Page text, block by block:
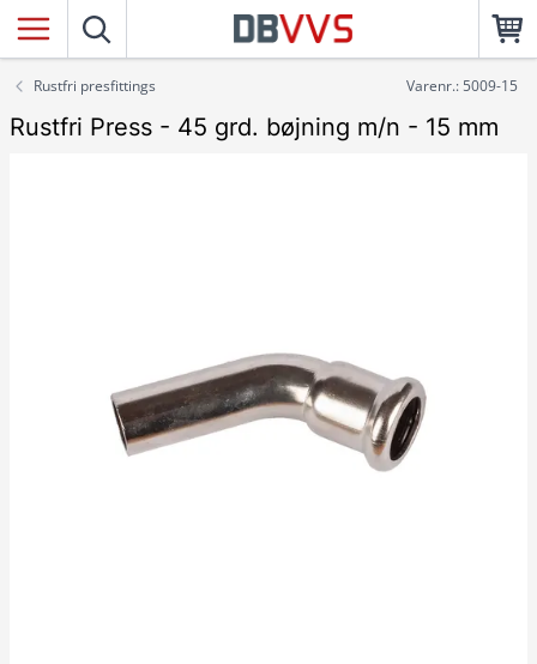
Rustfri presfittings Varenr.: 5009-15
Rustfri Press - 45 grd. bøjning m/n - 15 mm